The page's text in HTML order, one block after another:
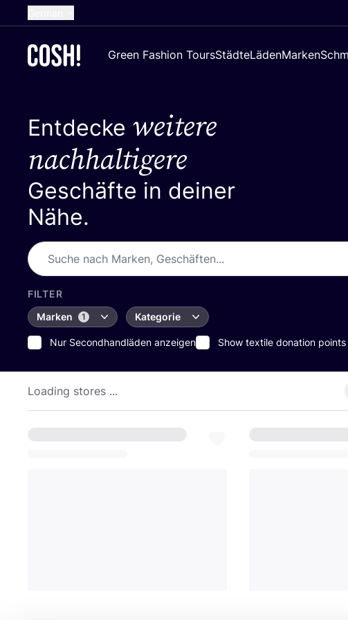
Dutch
Spanish
Green Fashion ToursStädteLädenMarken
Entdecke weitere
nachhaltigere
Geschäfte in deiner
Nähe.
FILTER
Marken
1 Kategorie
Nur Secondhandläden anzeigen Show textile donation points
Loading stores ...